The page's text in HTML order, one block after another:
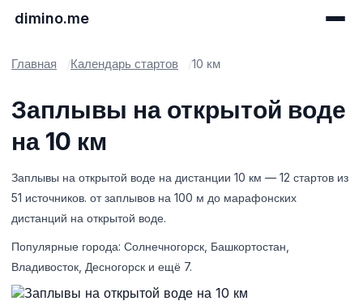
dimino.me
Главная Календарь стартов 10 км
Заплывы на открытой воде
на 10 км
Заплывы на открытой воде на дистанции 10 км — 12 стартов из
51 источников. от заплывов на 100 м до марафонских
дистанций на открытой воде.
Популярные города: Солнечногорск, Башкортостан,
Владивосток, Десногорск и ещё 7.